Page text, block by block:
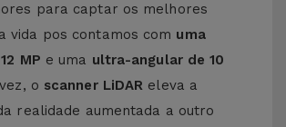
para captar os melhores
vida pos contamos com uma
MP e uma ultra-angular de 10
o scanner LiDAR eleva a
realidade aumentada a outro